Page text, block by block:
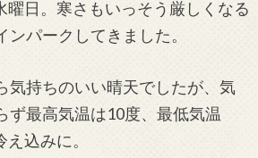
曜日。寒さもいっそう厳しくなる
パークしてきました。
気持ちのいい晴天でしたが、気
ず最高気温は10度、最低気温
込みに。